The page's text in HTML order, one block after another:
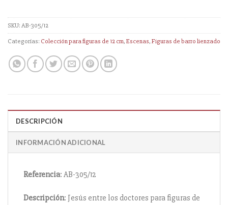
SKU:AB-305/12
Categorías: Colección para figuras de 12 cm,Escenas,Figuras de barro lienzado
DESCRIPCIÓN
INFORMACIÓN ADICIONAL
Referencia: AB-305/12
Descripción: Jesús entre los doctores para figuras de